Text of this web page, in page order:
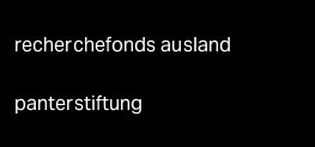
recherchefonds ausland
panterstiftung